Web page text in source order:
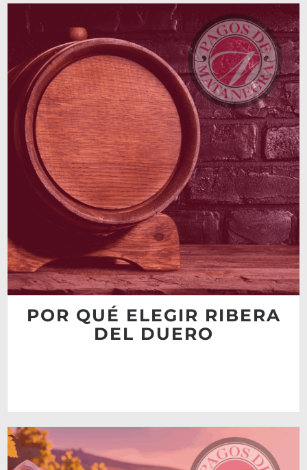
POR QUÉ ELEGIR RIBERA
DEL DUERO